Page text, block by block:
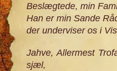
Beslægtede, min
Han er min Sande
der underviser os i
Jahve, Allermest
sjæl,